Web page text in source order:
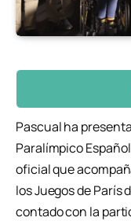
Pascual ha
Paralímpico
oficial que
los Juegos de París
contado con la